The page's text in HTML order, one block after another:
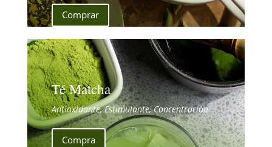
Comprar
Té Matcha
Antioxidante, Estimulante, Concentración
Compra